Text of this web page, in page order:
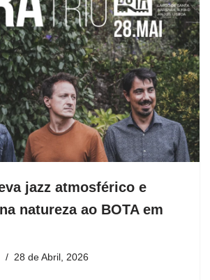
jazz atmosférico e
natureza ao BOTA em
28 de Abril, 2026